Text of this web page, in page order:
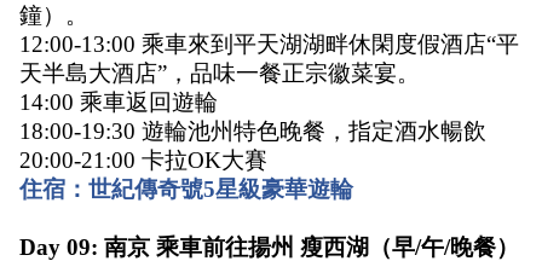
鐘）。
12:00-13:00 乘車來到平天湖湖畔休閑度假酒店“平
天半島大酒店”，品味一餐正宗徽菜宴。
14:00 乘車返回遊輪
18:00-19:30 遊輪池州特色晚餐，指定酒水暢飲
20:00-21:00 卡拉OK大賽
住宿：世紀傳奇號5星級豪華遊輪
Day 09: 南京 乘車前往揚州 瘦西湖（早/午/晚餐）